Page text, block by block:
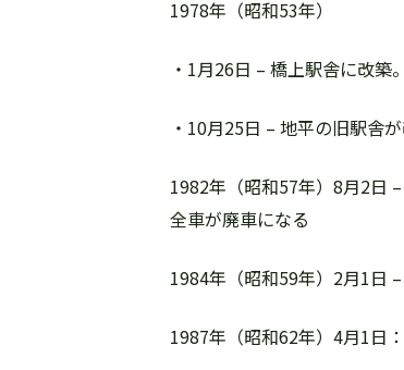
1978年（昭和53年）
・1月26日 – 橋上駅舎に改
・10月25日 – 地平の旧駅舎
1982年（昭和57年）8月2日
全車が廃車になる
1984年（昭和59年）2月1日
1987年（昭和62年）4月1日